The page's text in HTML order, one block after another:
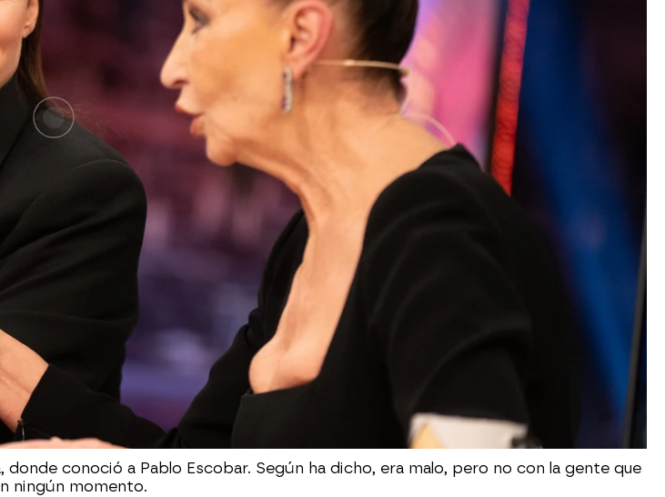
conoció a Pablo Escobar. Según ha dicho, era malo, pero no con la gente que
ningún momento.